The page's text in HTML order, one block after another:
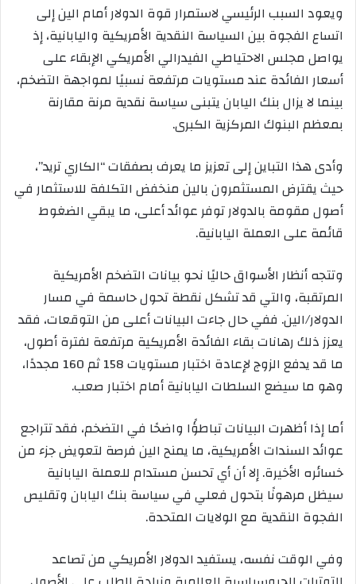
ويعود السبب الرئيسي لاستمرار قوة الدولار أمام الين إلى
اتساع الفجوة بين السياسة النقدية الأمريكية واليابانية، إذ
يواصل مجلس الاحتياطي الفيدرالي الأمريكي الإبقاء على
أسعار الفائدة عند مستويات مرتفعة نسبيًا لمواجهة التضخم،
بينما لا يزال بنك اليابان يتبنى سياسة نقدية مرنة مقارنة
بمعظم البنوك المركزية الكبرى.
وأدى هذا التباين إلى تعزيز ما يعرف بصفقات “الكاري تريد”،
حيث يقترض المستثمرون بالين منخفض التكلفة للاستثمار في
أصول مقومة بالدولار توفر عوائد أعلى، ما يبقي الضغوط
قائمة على العملة اليابانية.
وتتجه أنظار الأسواق حاليًا نحو بيانات التضخم الأمريكية
المرتقبة، والتي قد تشكل نقطة تحول حاسمة في مسار
الدولار/الين. ففي حال جاءت البيانات أعلى من التوقعات، فقد
يعزز ذلك رهانات بقاء الفائدة الأمريكية مرتفعة لفترة أطول،
ما قد يدفع الزوج لإعادة اختبار مستويات 158 ثم 160 مجددًا،
وهو ما سيضع السلطات اليابانية أمام اختبار صعب.
أما إذا أظهرت البيانات تباطؤًا واضحًا في التضخم، فقد تتراجع
عوائد السندات الأمريكية، ما يمنح الين فرصة لتعويض جزء من
خسائره الأخيرة. إلا أن أي تحسن مستدام للعملة اليابانية
سيظل مرهونًا بتحول فعلي في سياسة بنك اليابان وتقليص
الفجوة النقدية مع الولايات المتحدة.
وفي الوقت نفسه، يستفيد الدولار الأمريكي من تصاعد